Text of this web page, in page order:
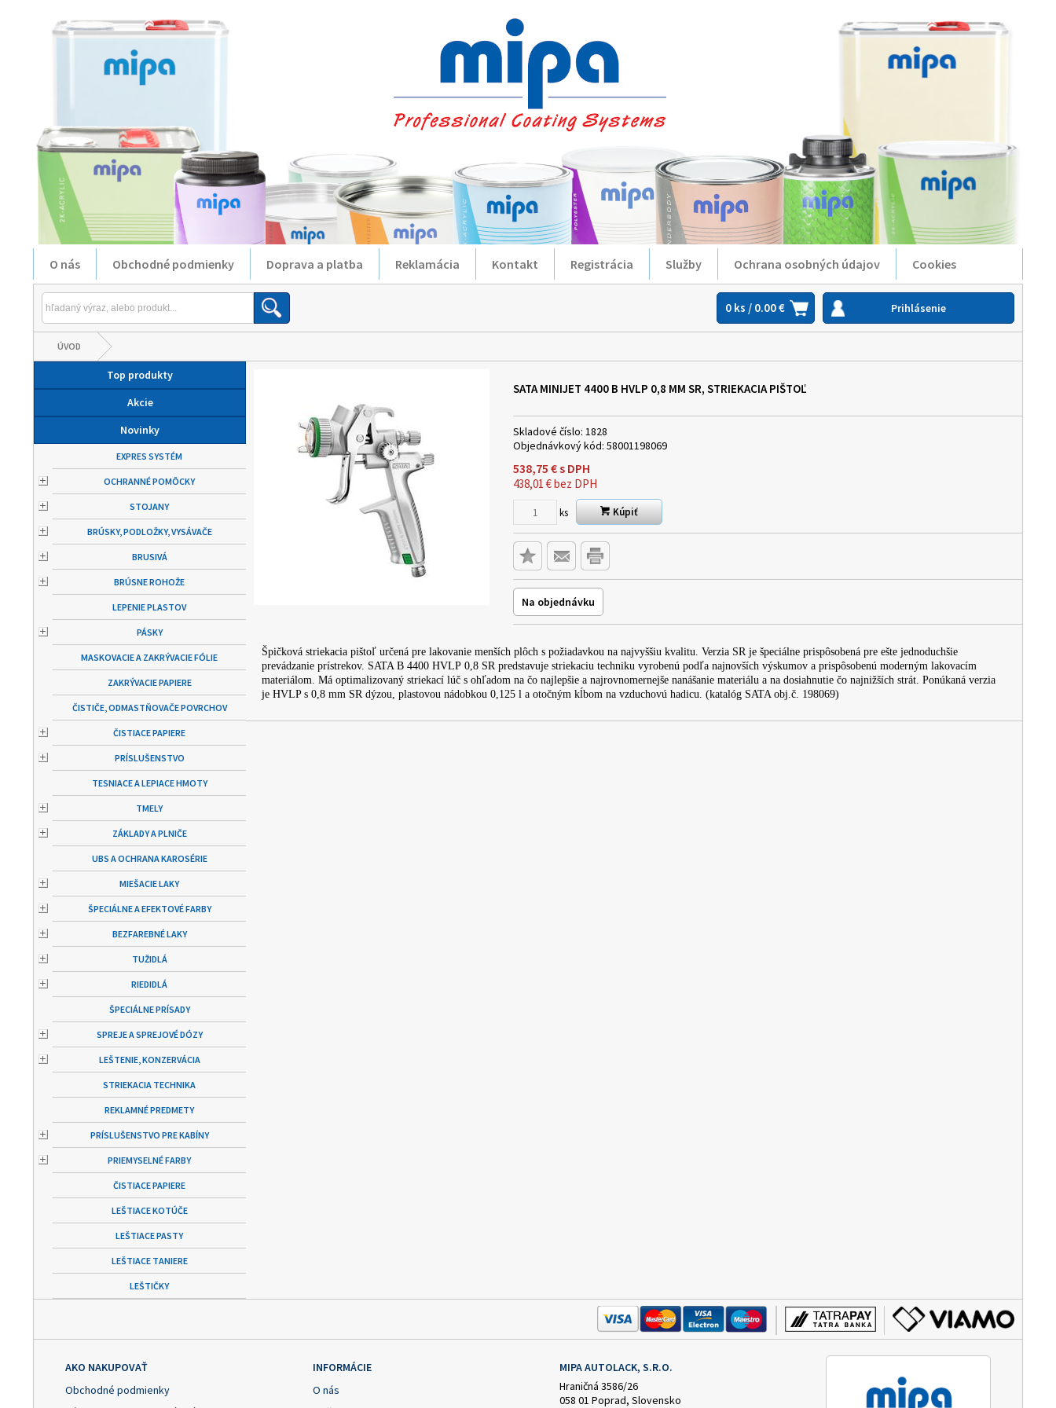
O nás Obchodné podmienky Doprava a platba Reklamácia Kontakt Registrácia Služby Ochrana osobných údajov Cookies
0 ks / 0.00 € Prihlásenie
ÚVOD
Top produkty
Akcie
Novinky
EXPRES SYSTÉM
OCHRANNÉ POMÔCKY
STOJANY
BRÚSKY, PODLOŽKY, VYSÁVAČE
BRUSIVÁ
BRÚSNE ROHOŽE
LEPENIE PLASTOV
PÁSKY
MASKOVACIE A ZAKRÝVACIE FÓLIE
ZAKRÝVACIE PAPIERE
ČISTIČE, ODMASTŇOVAČE POVRCHOV
ČISTIACE PAPIERE
PRÍSLUŠENSTVO
TESNIACE A LEPIACE HMOTY
TMELY
ZÁKLADY A PLNIČE
UBS A OCHRANA KAROSÉRIE
MIEŠACIE LAKY
ŠPECIÁLNE A EFEKTOVÉ FARBY
BEZFAREBNÉ LAKY
TUŽIDLÁ
RIEDIDLÁ
ŠPECIÁLNE PRÍSADY
SPREJE A SPREJOVÉ DÓZY
LEŠTENIE, KONZERVÁCIA
STRIEKACIA TECHNIKA
REKLAMNÉ PREDMETY
PRÍSLUŠENSTVO PRE KABÍNY
PRIEMYSELNÉ FARBY
ČISTIACE PAPIERE
LEŠTIACE KOTÚČE
LEŠTIACE PASTY
LEŠTIACE TANIERE
LEŠTIČKY
SATA MINIJET 4400 B HVLP 0,8 MM SR, STRIEKACIA PIŠTOĽ
Skladové číslo: 1828
Objednávkový kód: 58001198069
538,75 €s DPH
438,01 €bez DPH
ks Kúpiť
Na objednávku
Špičková striekacia pištoľ určená pre lakovanie menších plôch s požiadavkou na najvyššiu kvalitu. Verzia SR je špeciálne prispôsobená pre ešte jednoduchšie
prevádzanie prístrekov. SATA B 4400 HVLP 0,8 SR predstavuje striekaciu techniku vyrobenú podľa najnovších výskumov a prispôsobenú moderným lakovacím
materiálom. Má optimalizovaný striekací lúč s ohľadom na čo najlepšie a najrovnomernejše nanášanie materiálu a na dosiahnutie čo najnižších strát. Ponúkaná verzia
je HVLP s 0,8 mm SR dýzou, plastovou nádobkou 0,125 l a otočným kĺbom na vzduchovú hadicu. (katalóg SATA obj.č. 198069)
AKO NAKUPOVAŤ
Obchodné podmienky
INFORMÁCIE
O nás
MIPA AUTOLACK, S.R.O.
Hraničná 3586/26
058 01 Poprad, Slovensko